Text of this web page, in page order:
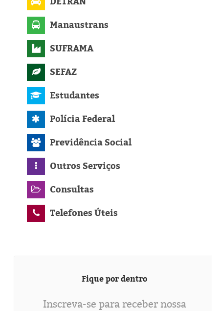
Manaustrans
SUFRAMA
SEFAZ
Estudantes
Polícia Federal
Previdência Social
Outros Serviços
Consultas
Telefones Úteis
Fique por dentro
Inscreva-se para receber nossa